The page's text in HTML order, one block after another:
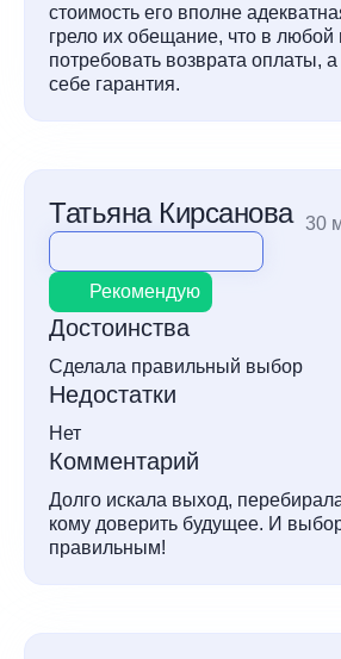
стоимость его вполне
грело их обещание, что в
потребовать возврата оплаты,
себе гарантия.
Татьяна Кирсанова 30
Рекомендую
Достоинства
Сделала правильный выбор
Недостатки
Нет
Комментарий
Долго искала выход,
кому доверить будущее. И
правильным!